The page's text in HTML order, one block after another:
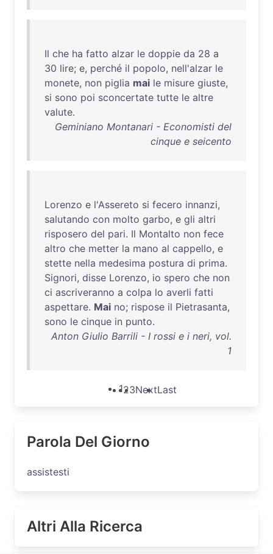
Il che ha fatto alzar le doppie da 28 a
30 lire; e, perché il popolo, nell'alzar le
monete, non piglia mai le misure giuste,
si sono poi sconcertate tutte le altre
valute.
Geminiano Montanari - Economisti del
cinque e seicento
Lorenzo e l'Assereto si fecero innanzi,
salutando con molto garbo, e gli altri
risposero del pari. Il Montalto non fece
altro che metter la mano al cappello, e
stette nella medesima postura di prima.
Signori, disse Lorenzo, io spero che non
ci ascriveranno a colpa lo averli fatti
aspettare. Mai no; rispose il Pietrasanta,
sono le cinque in punto.
Anton Giulio Barrili - I rossi e i neri, vol.
1
123NextLast
Parola Del Giorno
assistesti
Altri Alla Ricerca